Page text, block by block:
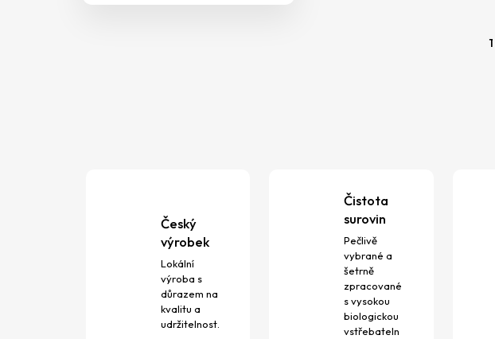
1
Český
výrobek
Lokální
výroba s
důrazem na
kvalitu a
udržitelnost.
Čistota
surovin
Pečlivě
vybrané a
šetrně
zpracované
s vysokou
biologickou
vstřebateln